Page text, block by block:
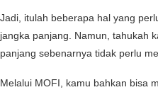
Jadi, itulah beberapa hal yang
jangka panjang. Namun, tahukah
panjang sebenarnya tidak perlu
Melalui MOFI, kamu bahkan bisa